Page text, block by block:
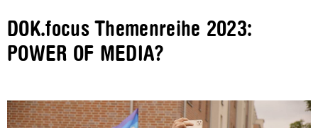
DOK.focus Themenreihe 2023:
POWER OF MEDIA?